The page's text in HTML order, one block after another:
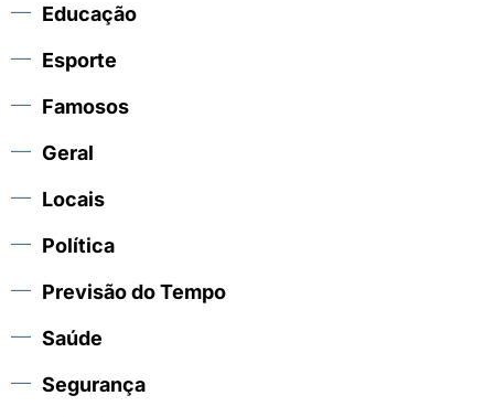
Educação
Esporte
Famosos
Geral
Locais
Política
Previsão do Tempo
Saúde
Segurança